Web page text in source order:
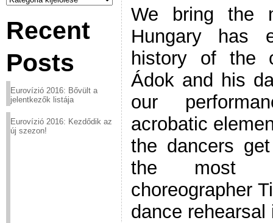
Recent
Posts
Eurovízió 2016: Bővült a
jelentkezők listája
Eurovízió 2016: Kezdődik az
új szezon!
We bring the
Hungary has
history of the
Ádok and his
our
acrobatic
the dancers
the most
choreographer
dance